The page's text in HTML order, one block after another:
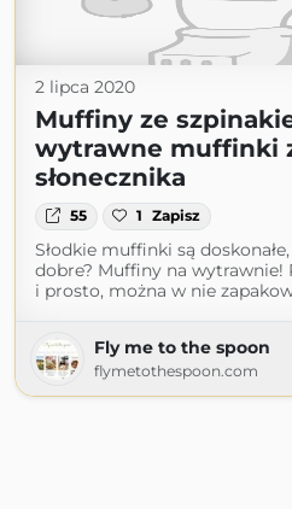
2 lipca 2020
Muffiny ze
wytrawne muffinki
słonecznika
55 1 Zapisz
Słodkie muffinki są
dobre? Muffiny na wytrawnie!
i prosto, można w nie
Fly me to the spoon
flymetothespoon.com